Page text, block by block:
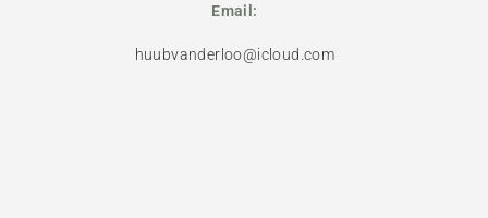
Email:
huubvanderloo@icloud.com